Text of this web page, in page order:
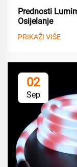
Prednosti
Osijelanje
PRIKAŽI VIŠE
02
Sep